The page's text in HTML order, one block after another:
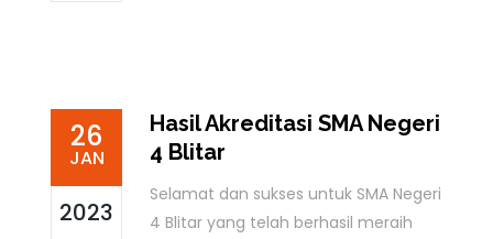
26
JAN
2023
Hasil Akreditasi SMA Negeri
4 Blitar
Selamat dan sukses untuk SMA Negeri
4 Blitar yang telah berhasil meraih